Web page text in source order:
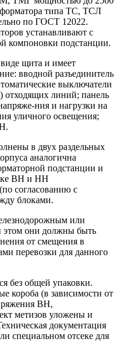
типа ТС, ТСЛ
по ГОСТ 12022.
устанавливают с
компоновки подстанции.
щита и имеет
вводной разъединитель
выключатели
отходящих линий; панель
ния и нагрузки на
уличного освещения;
в двух раздельных
аналогична
подстанции и
ВН и НН
согласованию с
блоками.
или
этом они должны быть
от смещения в
перевозки для данного
без общей упаковки.
короба (в зависимости от
ВН,
метизов уложены и
документация
специальном отсеке для